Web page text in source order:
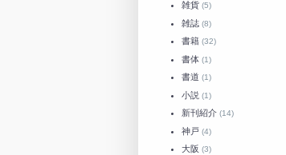
雑貨 (5)
雑誌 (8)
書籍 (32)
書体 (1)
書道 (1)
小説 (1)
新刊紹介 (14)
神戸 (4)
大阪 (3)